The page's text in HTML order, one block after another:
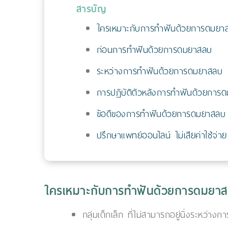
สารบัญ
ใครเหมาะกับการทำฟันด้วยการดมย
ก่อนการทำฟันด้วยการดมยาสลบ
ระหว่างการทำฟันด้วยการดมยาสลบ
การปฏิบัติตัวหลังการทำฟันด้วยการ
ข้อดีของการทำฟันด้วยการดมยาสลบ
ปรึกษาแพทย์ออนไลน์ ไม่เสียค่าใช้จ่าย
ใครเหมาะกับการทำฟันด้วยการดมยา
กลุ่มเด็กเล็ก ที่ไม่สามารถอยู่นิ่งระหว่างก